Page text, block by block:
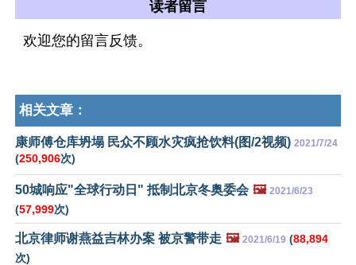
读者留言
欢迎您的留言反馈。
相关文章：
康师傅仓库坍塌 民众不顾水灾疯抢饮料(图/2视频) 2021/7/24
(250,906次)
50城响应"全球行动日" 抵制北京冬奥委会 🖼️ 2021/6/23
(57,999次)
北京律师谢燕益吉林办案 被京警带走 🖼️ 2021/6/19 (88,894
次)